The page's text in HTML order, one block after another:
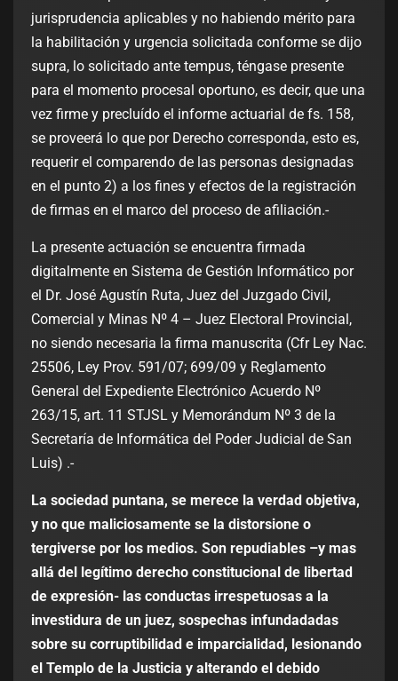
jurisprudencia aplicables y no habiendo mérito para
la habilitación y urgencia solicitada conforme se dijo
supra, lo solicitado ante tempus, téngase presente
para el momento procesal oportuno, es decir, que una
vez firme y precluído el informe actuarial de fs. 158,
se proveerá lo que por Derecho corresponda, esto es,
requerir el comparendo de las personas designadas
en el punto 2) a los fines y efectos de la registración
de firmas en el marco del proceso de afiliación.-
La presente actuación se encuentra firmada
digitalmente en Sistema de Gestión Informático por
el Dr. José Agustín Ruta, Juez del Juzgado Civil,
Comercial y Minas Nº 4 – Juez Electoral Provincial,
no siendo necesaria la firma manuscrita (Cfr Ley Nac.
25506, Ley Prov. 591/07; 699/09 y Reglamento
General del Expediente Electrónico Acuerdo Nº
263/15, art. 11 STJSL y Memorándum Nº 3 de la
Secretaría de Informática del Poder Judicial de San
Luis) .-
La sociedad puntana, se merece la verdad objetiva,
y no que maliciosamente se la distorsione o
tergiverse por los medios. Son repudiables –y mas
allá del legítimo derecho constitucional de libertad
de expresión- las conductas irrespetuosas a la
investidura de un juez, sospechas infundadadas
sobre su corruptibilidad e imparcialidad, lesionando
el Templo de la Justicia y alterando el debido